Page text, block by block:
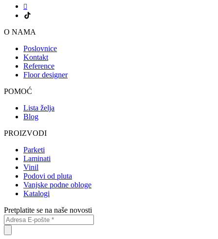
O NAMA
Poslovnice
Kontakt
Reference
Floor designer
POMOĆ
Lista želja
Blog
PROIZVODI
Parketi
Laminati
Vinil
Podovi od pluta
Vanjske podne obloge
Katalogi
Pretplatite se na naše novosti